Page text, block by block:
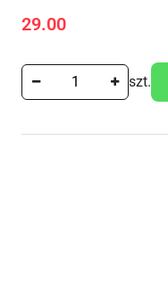
Cena:
29.00
szt.